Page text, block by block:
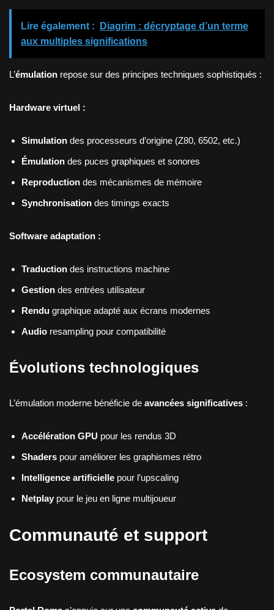
Lire également :
Diagrim : décryptage d’un terme
aux multiples significations
L’émulation repose sur des principes techniques sophistiqués :
Hardware virtuel :
Simulation des processeurs d’origine (Z80, 6502, etc.)
Émulation des puces graphiques et sonores
Reproduction des mécanismes de mémoire
Synchronisation des timings exacts
Software adaptation :
Traduction des instructions machine
Gestion des entrées utilisateur
Rendu graphique adapté aux écrans modernes
Audio resampling pour compatibilité
Évolutions technologiques
L’émulation moderne bénéficie de avancées significatives :
Accélération GPU pour les rendus 3D
Shaders pour améliorer les graphismes rétro
Intelligence artificielle pour l’upscaling
Netplay pour le jeu en ligne multijoueur
Communauté et support
Ecosystem communautaire